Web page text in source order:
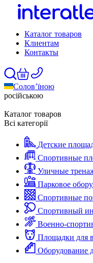
Каталог товаров
Клиентам
Контакты
Солов’їною
російською
Каталог товаров
Всі категорії
Детские
Спортивные
Уличные
Парковое
Спортивные
Спортивный
Военно-
Площадки для
Оборудование